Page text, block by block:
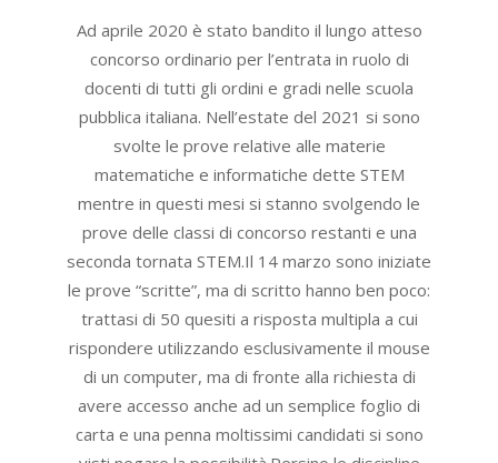
Ad aprile 2020 è stato bandito il lungo atteso
concorso ordinario per l’entrata in ruolo di
docenti di tutti gli ordini e gradi nelle scuola
pubblica italiana. Nell’estate del 2021 si sono
svolte le prove relative alle materie
matematiche e informatiche dette STEM
mentre in questi mesi si stanno svolgendo le
prove delle classi di concorso restanti e una
seconda tornata STEM.Il 14 marzo sono iniziate
le prove “scritte”, ma di scritto hanno ben poco:
trattasi di 50 quesiti a risposta multipla a cui
rispondere utilizzando esclusivamente il mouse
di un computer, ma di fronte alla richiesta di
avere accesso anche ad un semplice foglio di
carta e una penna moltissimi candidati si sono